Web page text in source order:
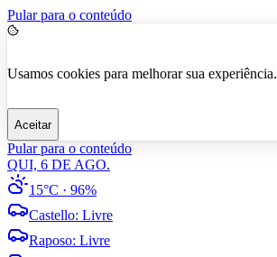
Pular para o conteúdo
Usamos cookies para melhorar sua experiência.
Aceitar
Pular para o conteúdo
QUI, 6 DE AGO.
15°C · 96%
Castello: Livre
Raposo: Livre